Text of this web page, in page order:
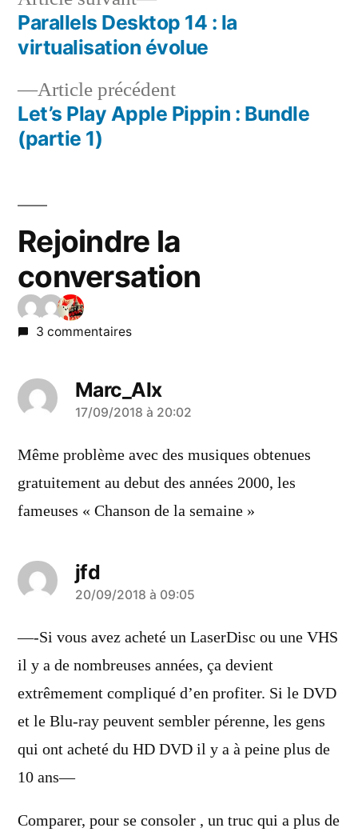
Navigation
l’article
Article précédentArticle
précédent :
Let’s Play Apple Pippin : Bundle
(partie 1)
suivant :
Parallels Desktop 14 : la
virtualisation évolue
Rejoindre la
conversation
3 commentaires
Marc_Alx
a
dit :
17/09/2018 à 20:02
Même problème avec des musiques obtenues
gratuitement au debut des années 2000, les
fameuses « Chanson de la semaine »
jfd
a
dit :
20/09/2018 à 09:05
—-Si vous avez acheté un LaserDisc ou une VHS
il y a de nombreuses années, ça devient
extrêmement compliqué d’en profiter. Si le DVD
et le Blu-ray peuvent sembler pérenne, les gens
qui ont acheté du HD DVD il y a à peine plus de
10 ans—
Comparer, pour se consoler , un truc qui a plus de